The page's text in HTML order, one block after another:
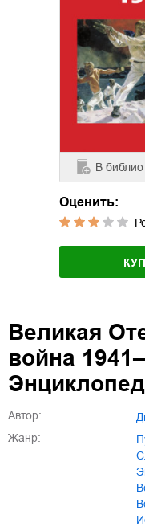
В
Оценить:
Великая
война
Автор:
Жанр: